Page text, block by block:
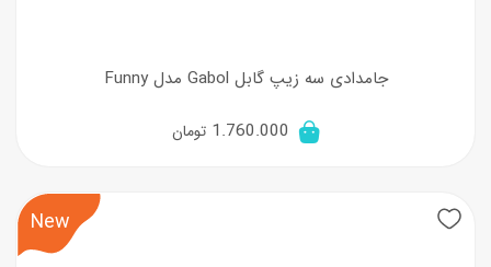
جامدادی سه زیپ گابل Gabol مدل Funny
1.760.000 تومان
New